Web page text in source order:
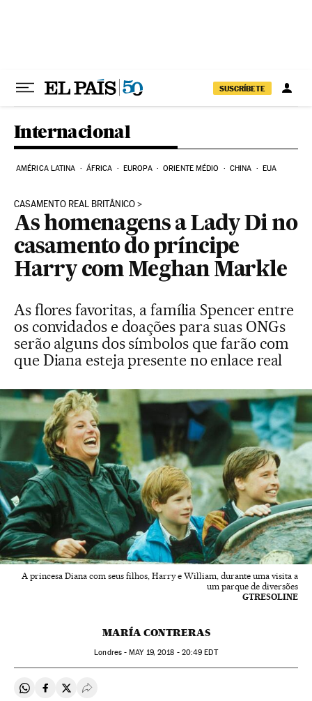
SUSCRÍBETE
Internacional
AMÉRICA LATINA ÁFRICA EUROPA ORIENTE MÉDIO CHINA EUA
CASAMENTO REAL BRITÂNICO
As homenagens a Lady Di no
casamento do príncipe
Harry com Meghan Markle
As flores favoritas, a família Spencer entre
os convidados e doações para suas ONGs
serão alguns dos símbolos que farão com
que Diana esteja presente no enlace real
A princesa Diana com seus filhos, Harry e William, durante uma visita a
um parque de diversões
GTRESOLINE
MARÍA CONTRERAS
Londres - MAY19, 2018 - 20:49 EDT
Compartir en Whatsapp
Compartir en Facebook
Compartir en Twitter
Desplegar Redes Sociales